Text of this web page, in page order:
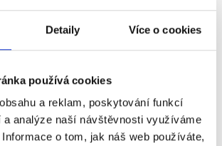
Detaily Více o cookies
používá cookies
a reklam, poskytování funkcí
analýze naší návštěvnosti využíváme
o tom, jak náš web používáte,
na základě dohledaných informací
tisku k věci Bubny-Zátory a
stran v rámci tohoto